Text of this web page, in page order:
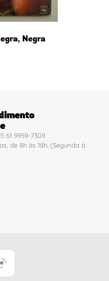
Negra
61 9959-7309
de 8h às 18h. (Segunda à